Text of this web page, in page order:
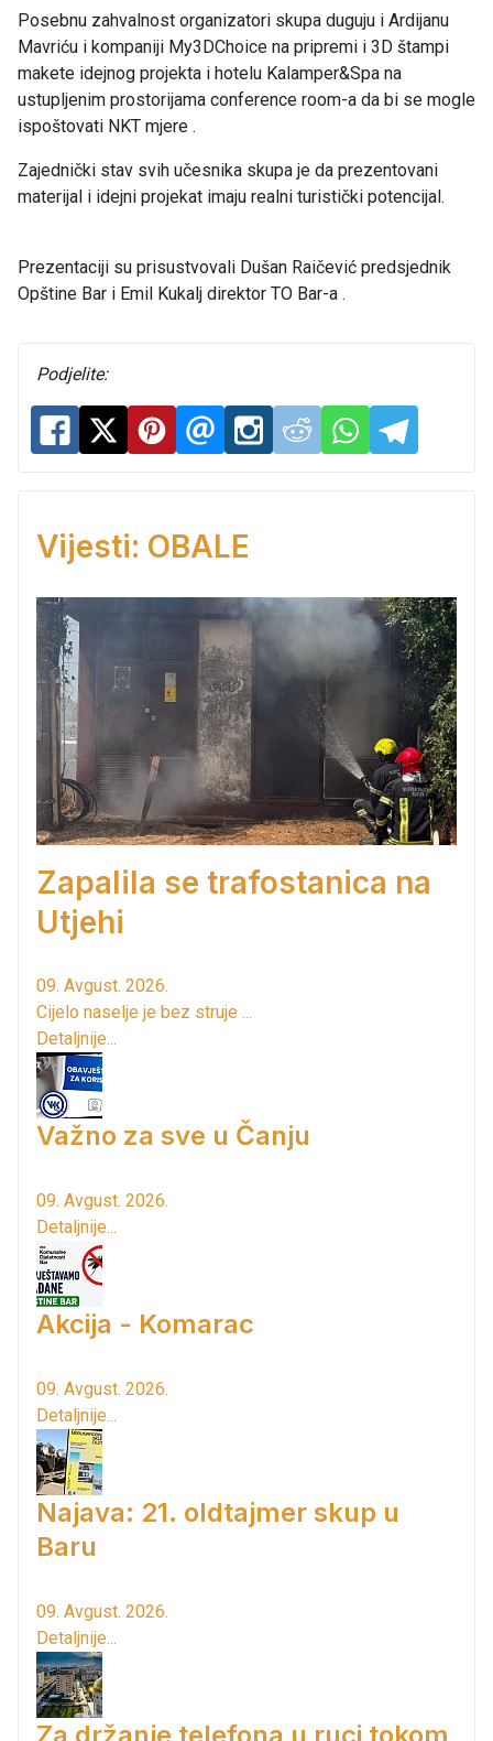
Posebnu zahvalnost organizatori skupa duguju i Ardijanu
Mavriću i kompaniji My3DChoice na pripremi i 3D štampi
makete idejnog projekta i hotelu Kalamper&Spa na
ustupljenim prostorijama conference room-a da bi se mogle
ispoštovati NKT mjere .
Zajednički stav svih učesnika skupa je da prezentovani
materijal i idejni projekat imaju realni turistički potencijal.
Prezentaciji su prisustvovali Dušan Raičević predsjednik
Opštine Bar i Emil Kukalj direktor TO Bar-a .
Podjelite:
Vijesti: OBALE
Zapalila se trafostanica na
Utjehi
09. Avgust. 2026.
Cijelo naselje je bez struje ...
Detaljnije...
Važno za sve u Čanju
09. Avgust. 2026.
Detaljnije...
Akcija - Komarac
09. Avgust. 2026.
Detaljnije...
Najava: 21. oldtajmer skup u
Baru
09. Avgust. 2026.
Detaljnije...
Za držanje telefona u ruci tokom